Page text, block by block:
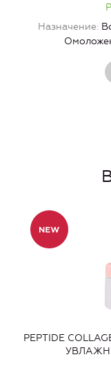
Назначение
PEPTIDE